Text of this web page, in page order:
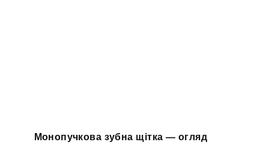
Монопучкова зубна щітка — огляд